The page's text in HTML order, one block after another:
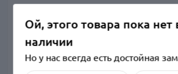
Основные характеристики
Ой, этого товара пока нет
наличии
Но у нас всегда есть достойная